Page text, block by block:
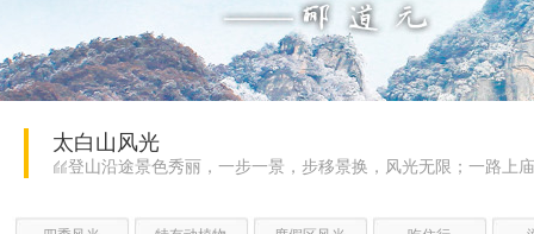
太白山风光
登山沿途景色秀丽，一步一景，步移景换，风光无限；一路上